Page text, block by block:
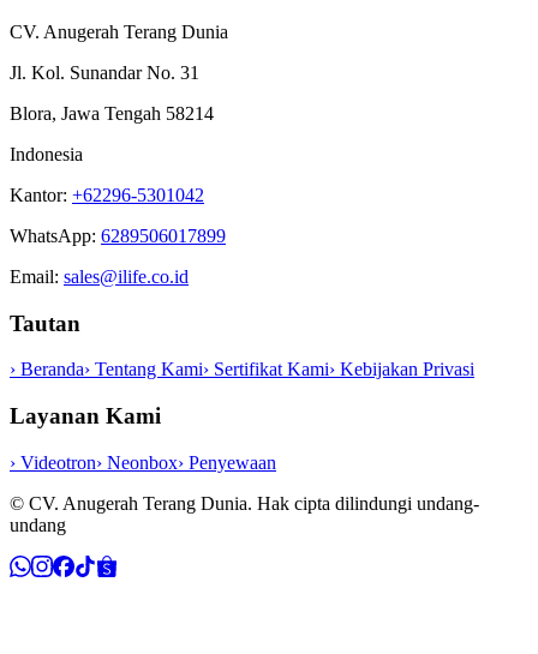
CV. Anugerah Terang Dunia
Jl. Kol. Sunandar No. 31
Blora, Jawa Tengah 58214
Indonesia
Kantor: +62296-5301042
WhatsApp: 6289506017899
Email: sales@ilife.co.id
Tautan
› Beranda› Tentang Kami› Sertifikat Kami› Kebijakan Privasi
Layanan Kami
› Videotron› Neonbox› Penyewaan
© CV. Anugerah Terang Dunia. Hak cipta dilindungi undang-
undang